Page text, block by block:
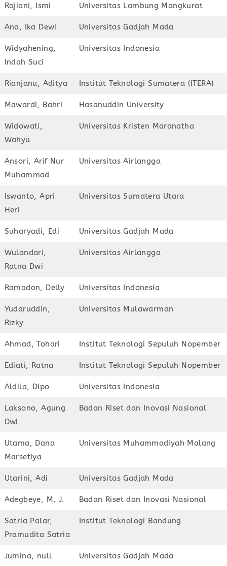
Rajiani, Ismi Universitas Lambung Mangkurat
Ana, Ika Dewi Universitas Gadjah Mada
Widyahening,
Indah Suci
Universitas Indonesia
Rianjanu, Aditya Institut Teknologi Sumatera (ITERA)
Mawardi, Bahri Hasanuddin University
Widowati,
Wahyu
Universitas Kristen Maranatha
Ansori, Arif Nur
Muhammad
Universitas Airlangga
Iswanto, Apri
Heri
Universitas Sumatera Utara
Suharyadi, Edi Universitas Gadjah Mada
Wulandari,
Ratna Dwi
Universitas Airlangga
Ramadon, Delly Universitas Indonesia
Yudaruddin,
Rizky
Universitas Mulawarman
Ahmad, Tohari Institut Teknologi Sepuluh Nopember
Ediati, Ratna Institut Teknologi Sepuluh Nopember
Aldila, Dipo Universitas Indonesia
Laksono, Agung
Dwi
Badan Riset dan Inovasi Nasional
Utama, Dana
Marsetiya
Universitas Muhammadiyah Malang
Utarini, Adi Universitas Gadjah Mada
Adegbeye, M. J. Badan Riset dan Inovasi Nasional
Satria Palar,
Pramudita Satria
Institut Teknologi Bandung
Jumina, null Universitas Gadjah Mada